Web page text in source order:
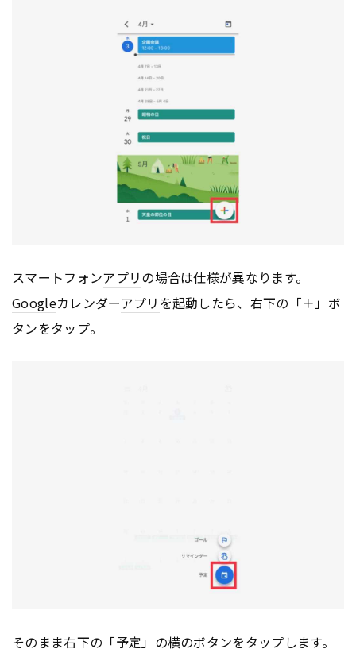
スマートフォンアプリの場合は仕様が異なります。
Googleカレンダーアプリ を起動したら、右下の「＋」ボ
タンをタップ。
そのまま右下の「予定」の横のボタンをタップします。